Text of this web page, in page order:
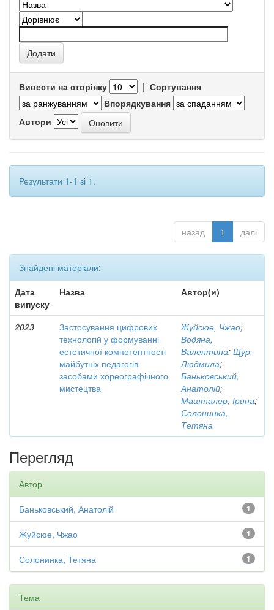
Вивести на сторінку | Сортування
Впорядкування
Автори
Результати 1-1 зі 1.
назад 1 далі
Знайдені матеріали:
Дата
випуску
Назва Автор(и)
2023
Застосування цифрових
технологій у формуванні
естетичної компетентності
майбутніх педагогів
засобами хореографічного
мистецтва
Жуйсюе, Чжао;
Водяна,
Валентина; Щур,
Людмила;
Баньковський,
Анатолій;
Машталер, Ірина;
Солонинка,
Тетяна
Перегляд
Автор
1
Баньковський, Анатолій
1
Жуйсюе, Чжао
1
Солонинка, Тетяна
Тема